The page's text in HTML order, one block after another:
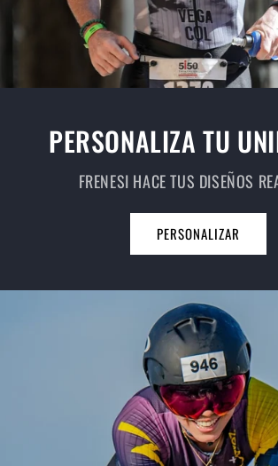
PERSONALIZA TU
FRENESI HACE TUS DISEÑOS
PERSONALIZAR